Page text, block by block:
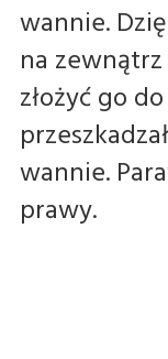
wannie.
na
złożyć go
wannie.
prawy.